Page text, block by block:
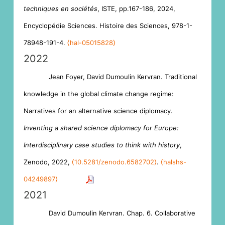
techniques en sociétés, ISTE, pp.167-186, 2024,
Encyclopédie Sciences. Histoire des Sciences, 978-1-
78948-191-4. ⟨hal-05015828⟩
2022
Jean Foyer, David Dumoulin Kervran. Traditional
knowledge in the global climate change regime:
Narratives for an alternative science diplomacy.
Inventing a shared science diplomacy for Europe:
Interdisciplinary case studies to think with history,
Zenodo, 2022, ⟨10.5281/zenodo.6582702⟩. ⟨halshs-
04249897⟩
2021
David Dumoulin Kervran. Chap. 6. Collaborative